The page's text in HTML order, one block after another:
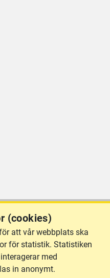
(cookies)
att vår webbplats ska
för statistik. Statistiken
med
in anonymt.